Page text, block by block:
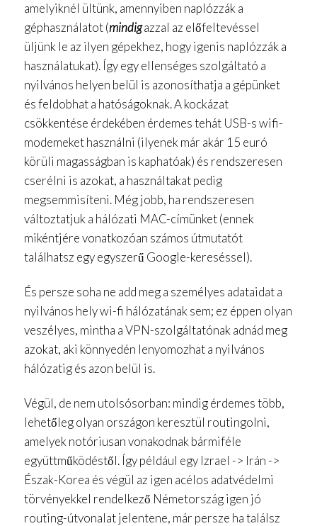
amelyiknél ültünk, amennyiben naplózzák a
géphasználatot (mindigazzal az előfeltevéssel
üljünk le az ilyen gépekhez, hogy igenis naplózzák a
használatukat). Így egy ellenséges szolgáltató a
nyilvános helyen belül is azonosíthatja a gépünket
és feldobhat a hatóságoknak. A kockázat
csökkentése érdekében érdemes tehát USB-s wifi-
modemeket használni (ilyenek már akár 15 euró
körüli magasságban is kaphatóak) és rendszeresen
cserélni is azokat, a használtakat pedig
megsemmisíteni. Még jobb, ha rendszeresen
változtatjuk a hálózati MAC-címünket (ennek
mikéntjére vonatkozóan számos útmutatót
találhatsz egy egyszerű Google-kereséssel).
És persze soha ne add meg a személyes adataidat a
nyilvános hely wi-fi hálózatának sem; ez éppen olyan
veszélyes, mintha a VPN-szolgáltatónak adnád meg
azokat, aki könnyedén lenyomozhat a nyilvános
hálózatig és azon belül is.
Végül, de nem utolsósorban: mindig érdemes több,
lehetőleg olyan országon keresztül routingolni,
amelyek notóriusan vonakodnak bármiféle
együttműködéstől. Így például egy Izrael -> Irán ->
Észak-Korea és végül az igen acélos adatvédelmi
törvényekkel rendelkező Németország igen jó
routing-útvonalat jelentene, már persze ha találsz